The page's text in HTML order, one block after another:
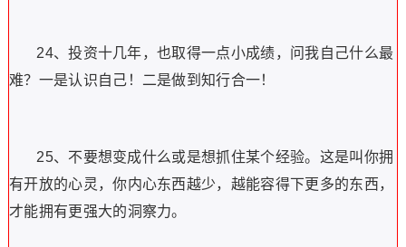
24、投资十几年，也取得一点小成绩，问我自己什么最
难？一是认识自己！二是做到知行合一！
25、不要想变成什么或是想抓住某个经验。这是叫你拥
有开放的心灵，你内心东西越少，越能容得下更多的东西，
才能拥有更强大的洞察力。